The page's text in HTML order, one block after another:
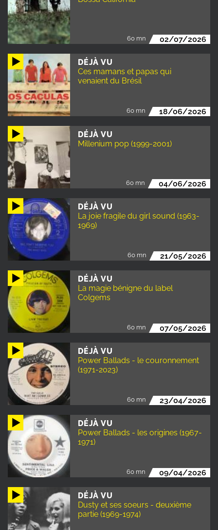
60 mn 02/07/2026
DÉJÀ VU
Ces mamans et papas qui
venaient du Brésil
60 mn 18/06/2026
DÉJÀ VU
Millenium pop (1999-2001)
60 mn 04/06/2026
DÉJÀ VU
La joie fragile du girl sound (1963-
1969)
60 mn 21/05/2026
DÉJÀ VU
La magie bénigne du label
Colgems
60 mn 07/05/2026
DÉJÀ VU
Power Ballads - le couronnement
(1971-2023)
60 mn 23/04/2026
DÉJÀ VU
Power Ballads - les origines (1967-
1971)
60 mn 09/04/2026
DÉJÀ VU
Dusty et ses soeurs - deuxième
partie (1969-1974)